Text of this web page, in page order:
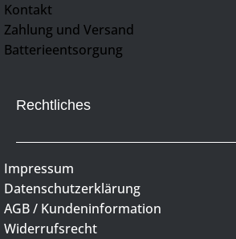
Kontakt
Zahlung und Versand
Batterieentsorgung
Rechtliches
Impressum
Datenschutzerklärung
AGB / Kundeninformation
Widerrufsrecht